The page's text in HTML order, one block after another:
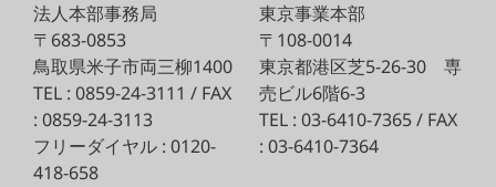
法人本部事務局
〒683-0853
鳥取県米子市両三柳1400
TEL : 0859-24-3111 / FAX
: 0859-24-3113
フリーダイヤル : 0120-
418-658
東京事業本部
〒108-0014
東京都港区芝5-26-30 専
売ビル6階6-3
TEL : 03-6410-7365 / FAX
: 03-6410-7364